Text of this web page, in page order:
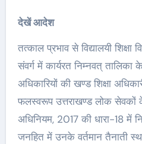
देखें आदेश
तत्काल प्रभाव से विद्यालयी
संवर्ग में कार्यरत निम्नवत्
अधिकारियों की खण्ड शिक्षा
फलस्वरूप उत्तराखण्ड लोक सेवकों के
अधिनियम, 2017 की धारा-18 में
जनहित में उनके वर्तमान तैनाती